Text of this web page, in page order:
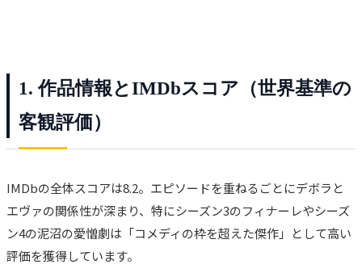
1. 作品情報とIMDbスコア（世界基準の
客観評価）
IMDbの全体スコアは8.2。エピソードを重ねるごとにデボラと
エヴァの関係性が深まり、特にシーズン3のフィナーレやシーズ
ン4の泥沼の愛憎劇は「コメディの枠を超えた傑作」として高い
評価を獲得しています。